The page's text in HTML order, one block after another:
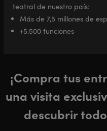
teatral de nuestro país:
Más de 7,5 millones de
+5.500 funciones
¡Compra tus
una visita
descubrir